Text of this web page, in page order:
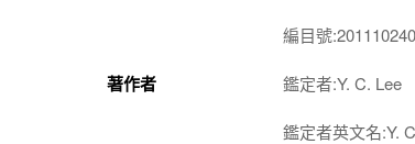
編目號
著作者 鑑定者:Y. C. Lee
鑑定者英文名:Y.